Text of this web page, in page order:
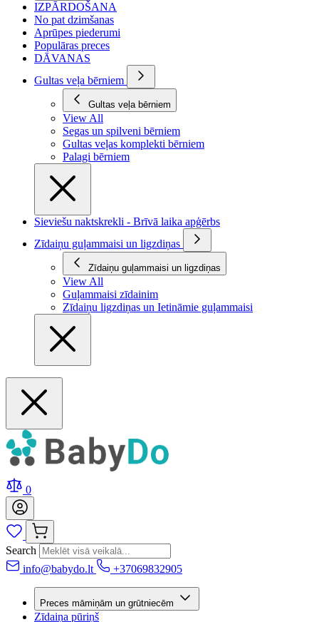
IZPĀRDOŠANA
No pat dzimšanas
Aprūpes piederumi
Populāras preces
DĀVANAS
Gultas veļa bērniem
Gultas veļa bērniem
View All
Segas un spilveni bērniem
Gultas veļas komplekti bērniem
Palagi bērniem
Sieviešu naktskrekli - Brīvā laika apģērbs
Zīdaiņu guļammaisi un ligzdiņas
Zīdaiņu guļammaisi un ligzdiņas
View All
Guļammaisi zīdainim
Zīdaiņu ligzdiņas un Ietināmie guļammaisi
0
Search
info@babydo.lt
+37069832905
Preces māmiņām un grūtniecēm
Zīdaiņa pūriņš